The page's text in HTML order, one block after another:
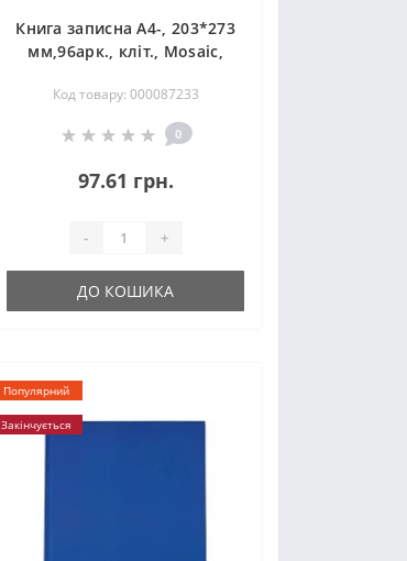
Книга записна А4-, 203*273
мм,96арк., кліт., Mosaic,
Код товару: 000087233
0
97.61 грн.
- +
ДО КОШИКА
Популярний
Закінчується